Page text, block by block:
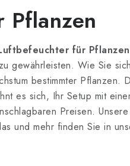
für Pflanzen
gewährleisten. Wie Sie
bestimmter Pflanzen.
es sich, Ihr Setup mit
Preisen.
und mehr finden Sie in